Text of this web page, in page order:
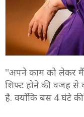
''अपने काम को लेकर मैं
शिफ्ट होने की वजह से
है. क्योंकि बस 4 घंटे